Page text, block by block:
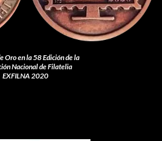
Oro en la 58 Edición de la
Nacional de Filatelia
EXFILNA 2020